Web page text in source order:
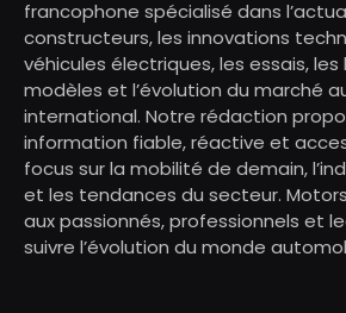
francophone spécialisé dans
constructeurs, les innovations
véhicules électriques, les essais,
modèles et l’évolution du marché
international. Notre rédaction
information fiable, réactive et
focus sur la mobilité de demain,
et les tendances du secteur.
aux passionnés, professionnels et
suivre l’évolution du monde